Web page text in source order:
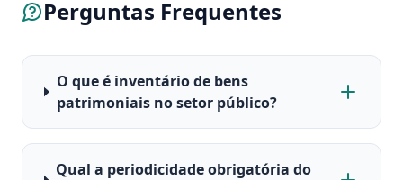
Perguntas Frequentes
O que é inventário de bens
patrimoniais no setor público?
Qual a periodicidade obrigatória do